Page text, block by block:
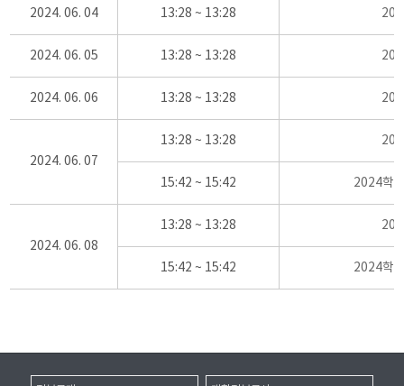
2024. 06. 04 13:28 ~ 13:28
2024. 06. 05 13:28 ~ 13:28
2024. 06. 06 13:28 ~ 13:28
2024. 06. 07
13:28 ~ 13:28
15:42 ~ 15:42 2024학
2024. 06. 08
13:28 ~ 13:28
15:42 ~ 15:42 2024학